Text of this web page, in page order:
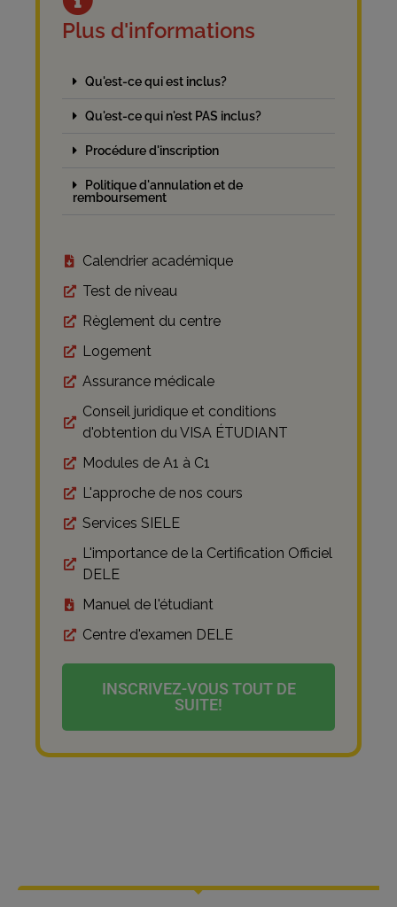
Plus d'informations
Qu'est-ce qui est inclus?
Qu'est-ce qui n'est PAS inclus?
Procédure d'inscription
Politique d'annulation et de
remboursement
Calendrier académique
Test de niveau
Règlement du centre
Logement
Assurance médicale
Conseil juridique et conditions
d'obtention du VISA ÉTUDIANT
Modules de A1 à C1
L'approche de nos cours
Services SIELE
L'importance de la Certification Officiel
DELE
Manuel de l'étudiant
Centre d'examen DELE
INSCRIVEZ-VOUS TOUT DE
SUITE!